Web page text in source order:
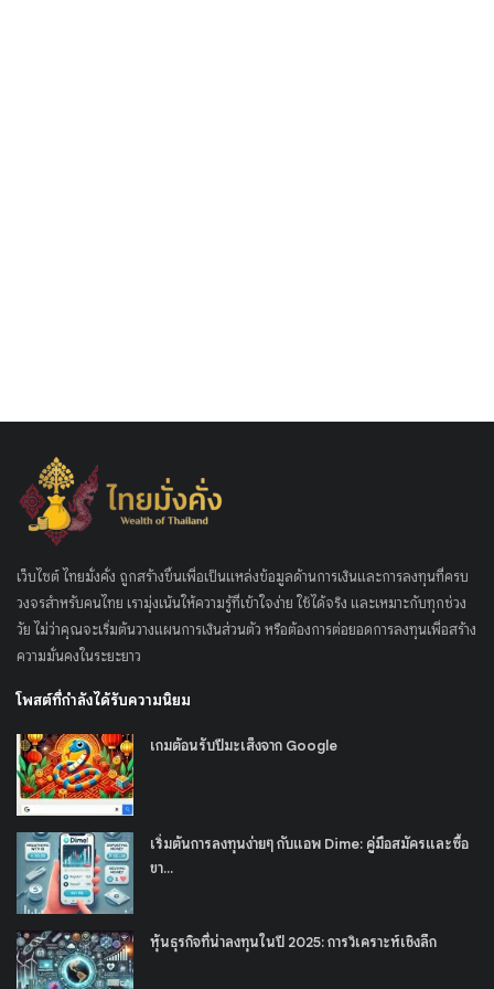
เว็บไซต์ ไทยมั่งคั่ง ถูกสร้างขึ้นเพื่อเป็นแหล่งข้อมูลด้านการเงินและการลงทุนที่ครบ
วงจรสำหรับคนไทย เรามุ่งเน้นให้ความรู้ที่เข้าใจง่าย ใช้ได้จริง และเหมาะกับทุกช่วง
วัย ไม่ว่าคุณจะเริ่มต้นวางแผนการเงินส่วนตัว หรือต้องการต่อยอดการลงทุนเพื่อสร้าง
ความมั่นคงในระยะยาว
โพสต์ที่กำลังได้รับความนิยม
เกมต้อนรับปีมะเส็งจาก Google
เริ่มต้นการลงทุนง่ายๆ กับแอพ Dime: คู่มือสมัครและซื้อ
ขา...
หุ้นธุรกิจที่น่าลงทุนในปี 2025: การวิเคราะห์เชิงลึก